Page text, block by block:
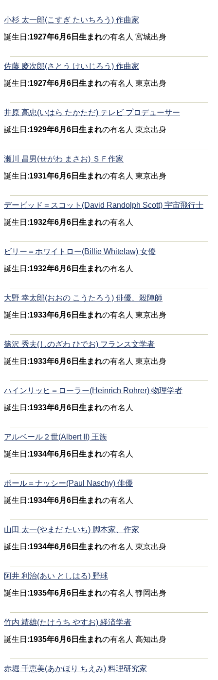
小杉 太一郎(こすぎ たいちろう) 作曲家
誕生日:1927年6月6日生まれの有名人 宮城出身
佐藤 慶次郎(さとう けいじろう) 作曲家
誕生日:1927年6月6日生まれの有名人 東京出身
井原 高忠(いはら たかただ) テレビ プロデューサー
誕生日:1929年6月6日生まれの有名人 東京出身
瀬川 昌男(せがわ まさお) ＳＦ作家
誕生日:1931年6月6日生まれの有名人 東京出身
デービッド＝スコット(David Randolph Scott) 宇宙飛行士
誕生日:1932年6月6日生まれの有名人
ビリー＝ホワイトロー(Billie Whitelaw) 女優
誕生日:1932年6月6日生まれの有名人
大野 幸太郎(おおの こうたろう) 俳優、殺陣師
誕生日:1933年6月6日生まれの有名人 東京出身
篠沢 秀夫(しのざわ ひでお) フランス文学者
誕生日:1933年6月6日生まれの有名人 東京出身
ハインリッヒ＝ローラー(Heinrich Rohrer) 物理学者
誕生日:1933年6月6日生まれの有名人
アルベール２世(Albert II) 王族
誕生日:1934年6月6日生まれの有名人
ポール＝ナッシー(Paul Naschy) 俳優
誕生日:1934年6月6日生まれの有名人
山田 太一(やまだ たいち) 脚本家、作家
誕生日:1934年6月6日生まれの有名人 東京出身
阿井 利治(あい としはる) 野球
誕生日:1935年6月6日生まれの有名人 静岡出身
竹内 靖雄(たけうち やすお) 経済学者
誕生日:1935年6月6日生まれの有名人 高知出身
赤堀 千恵美(あかほり ちえみ) 料理研究家